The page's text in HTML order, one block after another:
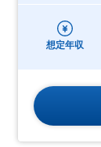
想定年収